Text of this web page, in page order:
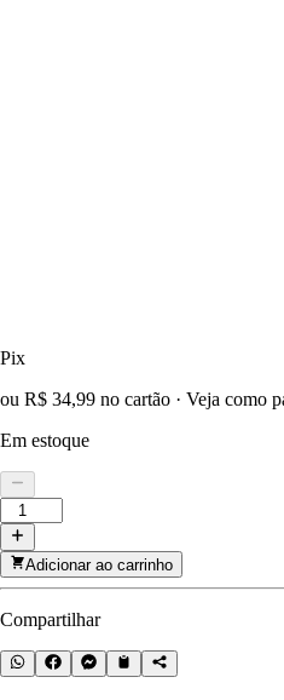
Pix
ou R$ 34,99 no cartão · Veja como
Em estoque
Adicionar ao carrinho
Compartilhar